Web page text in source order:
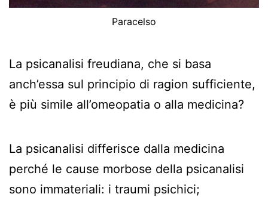
Paracelso
La psicanalisi freudiana, che si basa
anch’essa sul principio di ragion sufficiente,
è più simile all’omeopatia o alla medicina?
La psicanalisi differisce dalla medicina
perché le cause morbose della psicanalisi
sono immateriali: i traumi psichici;